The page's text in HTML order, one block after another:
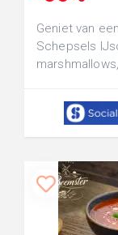
Geniet van
Schepsels